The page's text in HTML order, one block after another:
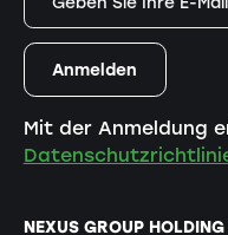
NEXUS GROUP
Mit der Anmeldung